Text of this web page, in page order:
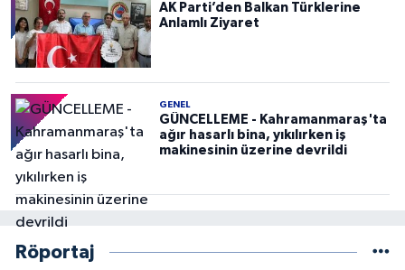
AK Parti’den Balkan Türklerine
Anlamlı Ziyaret
GENEL
GÜNCELLEME - Kahramanmaraş'ta
ağır hasarlı bina, yıkılırken iş
makinesinin üzerine devrildi
Röportaj